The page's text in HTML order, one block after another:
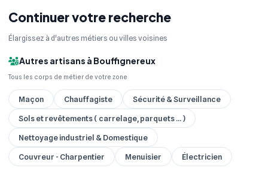
Continuer votre recherche
Élargissez à d'autres métiers ou villes voisines
Autres artisans à Bouffignereux
Tous les corps de métier de votre zone
Maçon Chauffagiste
Sécurité & Surveillance
Sols et revêtements ( carrelage, parquets ... )
Nettoyage industriel & Domestique
Couvreur - Charpentier
Menuisier Électricien